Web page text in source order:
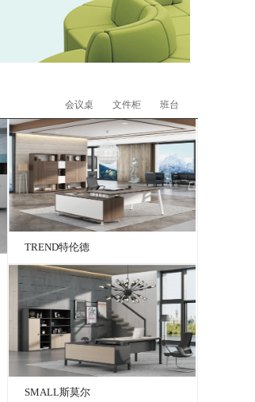
班台
文件柜
会议桌
TREND特伦德
SMALL斯莫尔